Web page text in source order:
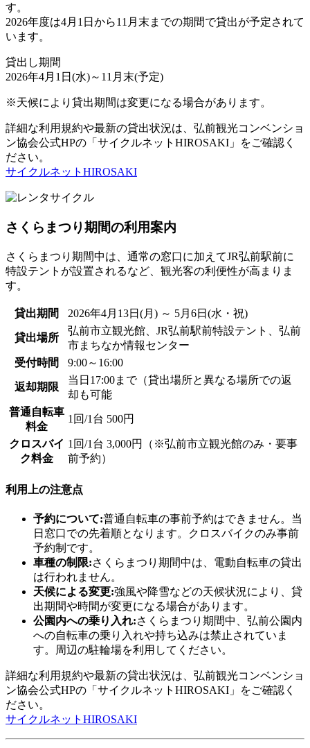
す。
2026年度は4月1日から11月末までの期間で貸出が予定されて
います。
貸出し期間
2026年4月1日(水)～11月末(予定)
※天候により貸出期間は変更になる場合があります。
詳細な利用規約や最新の貸出状況は、弘前観光コンベンショ
ン協会公式HPの「サイクルネットHIROSAKI」をご確認く
ださい。
サイクルネットHIROSAKI
さくらまつり期間の利用案内
さくらまつり期間中は、通常の窓口に加えてJR弘前駅前に
特設テントが設置されるなど、観光客の利便性が高まりま
す。
貸出期間 2026年4月13日(月) ～ 5月6日(水・祝)
貸出場所
弘前市立観光館、JR弘前駅前特設テント、弘前
市まちなか情報センター
受付時間
9:00～16:00
返却期限
当日17:00まで（貸出場所と異なる場所での返
却も可能
普通自転車
料金
1回/1台 500円
クロスバイ
ク料金
1回/1台 3,000円（※弘前市立観光館のみ・要事
前予約）
利用上の注意点
予約について:普通自転車の事前予約はできません。当
日窓口での先着順となります。クロスバイクのみ事前
予約制です。
車種の制限:さくらまつり期間中は、電動自転車の貸出
は行われません。
天候による変更:強風や降雪などの天候状況により、貸
出期間や時間が変更になる場合があります。
公園内への乗り入れ:さくらまつり期間中、弘前公園内
への自転車の乗り入れや持ち込みは禁止されていま
す。周辺の駐輪場を利用してください。
詳細な利用規約や最新の貸出状況は、弘前観光コンベンショ
ン協会公式HPの「サイクルネットHIROSAKI」をご確認く
ださい。
サイクルネットHIROSAKI